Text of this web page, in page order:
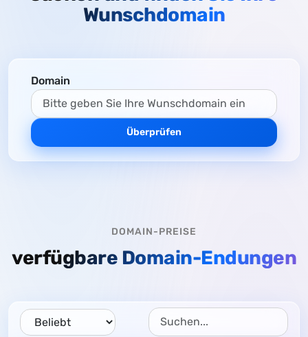
Wunschdomain
Domain
Überprüfen
DOMAIN-PREISE
verfügbare Domain-Endungen